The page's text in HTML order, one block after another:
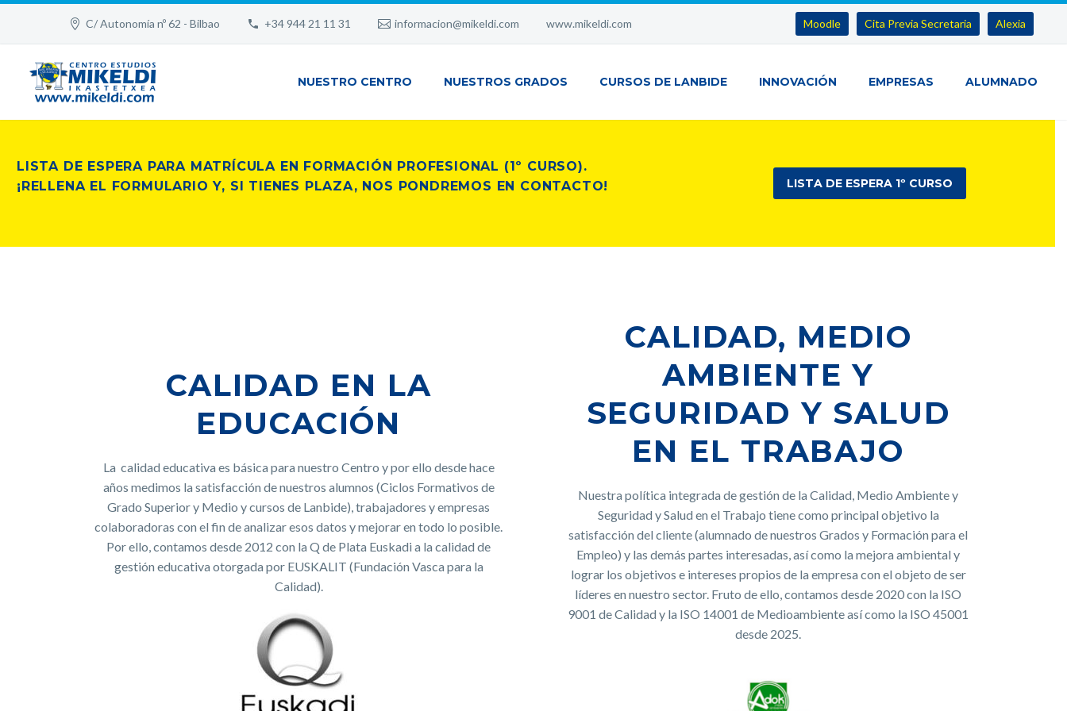
C/ Autonomía nº 62 - Bilbao +34 944 21 11 31 informacion@mikeldi.com www.mikeldi.com Moodle Cita Previa Secretaria Alexia
NUESTRO CENTRO NUESTROS GRADOS CURSOS DE LANBIDE INNOVACIÓN EMPRESAS ALUMNADO
LISTA DE ESPERA PARA MATRÍCULA EN FORMACIÓN PROFESIONAL (1º CURSO).
¡RELLENA EL FORMULARIO Y, SI TIENES PLAZA, NOS PONDREMOS EN CONTACTO!
LISTA DE ESPERA 1º CURSO
CALIDAD EN LA
EDUCACIÓN
La calidad educativa es básica para nuestro Centro y por ello desde hace
años medimos la satisfacción de nuestros alumnos (Ciclos Formativos de
Grado Superior y Medio y cursos de Lanbide), trabajadores y empresas
colaboradoras con el fin de analizar esos datos y mejorar en todo lo posible.
Por ello, contamos desde 2012 con la Q de Plata Euskadi a la calidad de
gestión educativa otorgada por EUSKALIT (Fundación Vasca para la
Calidad).
CALIDAD, MEDIO
AMBIENTE Y
SEGURIDAD Y SALUD
EN EL TRABAJO
Nuestra política integrada de gestión de la Calidad, Medio Ambiente y
Seguridad y Salud en el Trabajo tiene como principal objetivo la
satisfacción del cliente (alumnado de nuestros Grados y Formación para el
Empleo) y las demás partes interesadas, así como la mejora ambiental y
lograr los objetivos e intereses propios de la empresa con el objeto de ser
líderes en nuestro sector. Fruto de ello, contamos desde 2020 con la ISO
9001 de Calidad y la ISO 14001 de Medioambiente así como la ISO 45001
desde 2025.